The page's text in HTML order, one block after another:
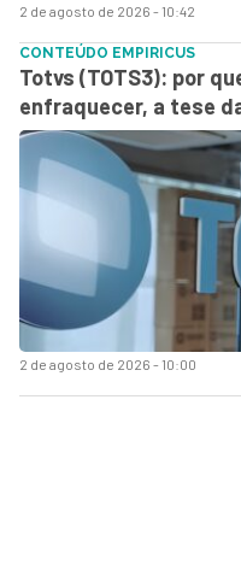
2 de agosto de 2026 - 10:42
2 de agosto de 2026 - 10:00
CONTEÚDO EMPIRICUS
Totvs (TOTS3): por
enfraquecer, a tese